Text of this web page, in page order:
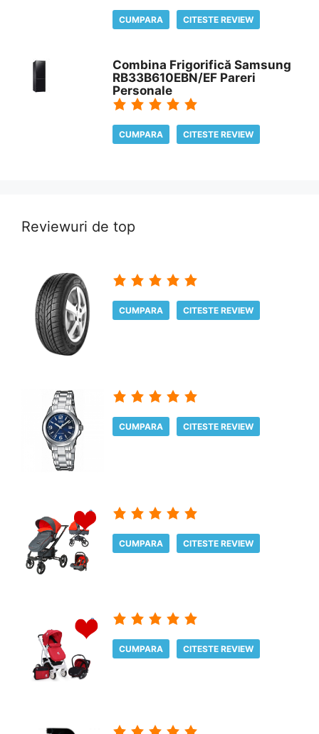
CUMPARA CITESTE REVIEW
Combina Frigorifică Samsung
RB33B610EBN/EF Pareri
Personale
CUMPARA CITESTE REVIEW
Reviewuri de top
CUMPARA CITESTE REVIEW
CUMPARA CITESTE REVIEW
CUMPARA CITESTE REVIEW
CUMPARA CITESTE REVIEW